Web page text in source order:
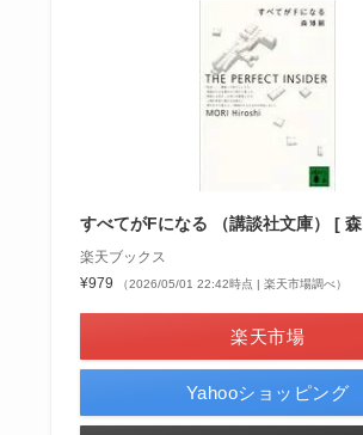
すべてがFになる （講談社文庫） [
楽天ブックス
¥979
（2026/05/01 22:42時点 | 楽天市場調べ）
楽天市場
Yahooショッピング